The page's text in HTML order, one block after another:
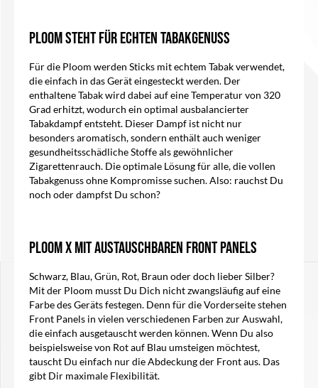
Ploom steht für echten Tabakgenuss
Für die Ploom werden Sticks mit echtem Tabak verwendet,
die einfach in das Gerät eingesteckt werden. Der
enthaltene Tabak wird dabei auf eine Temperatur von 320
Grad erhitzt, wodurch ein optimal ausbalancierter
Tabakdampf entsteht. Dieser Dampf ist nicht nur
besonders aromatisch, sondern enthält auch weniger
gesundheitsschädliche Stoffe als gewöhnlicher
Zigarettenrauch. Die optimale Lösung für alle, die vollen
Tabakgenuss ohne Kompromisse suchen. Also: rauchst Du
noch oder dampfst Du schon?
Ploom X mit austauschbaren Front Panels
Schwarz, Blau, Grün, Rot, Braun oder doch lieber Silber?
Mit der Ploom musst Du Dich nicht zwangsläufig auf eine
Farbe des Geräts festegen. Denn für die Vorderseite stehen
Front Panels in vielen verschiedenen Farben zur Auswahl,
die einfach ausgetauscht werden können. Wenn Du also
beispielsweise von Rot auf Blau umsteigen möchtest,
tauscht Du einfach nur die Abdeckung der Front aus. Das
gibt Dir maximale Flexibilität.